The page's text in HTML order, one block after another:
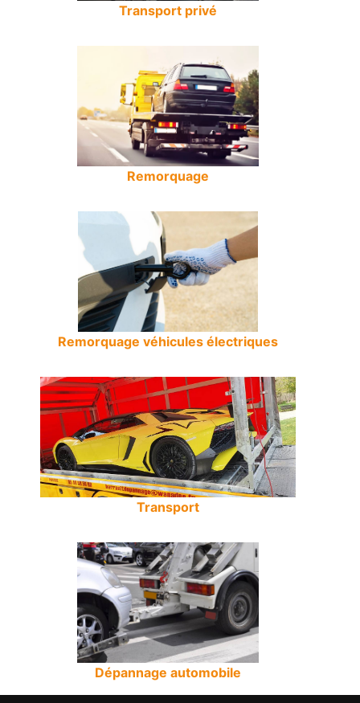
Transport privé
Remorquage
Remorquage véhicules électriques
Transport
Dépannage automobile